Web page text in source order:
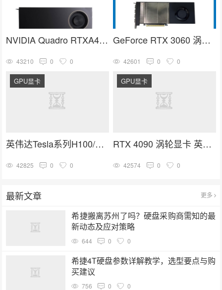
NVIDIA Quadro RTXA4000 16G GDDR6人工智能GPU专业图形显卡
43210 0 0
GeForce RTX 3060 涡轮显卡 英伟达30系列 NVIDIA GPU卡
42601 0 0
英伟达Tesla系列H100/A100/V100/A40计算加速高端GPU推理训练显卡
GPU显卡
42825 0 0
RTX 4090 涡轮显卡 英伟达4090系列 深度学习 GPU加速卡
GPU显卡
42574 0 0
最新文章 更多
希捷搬离苏州了吗？硬盘采购商需知的最
新动态及应对策略
644 0 0
希捷4T硬盘参数详解教学，选型要点与购
买建议
756 0 0